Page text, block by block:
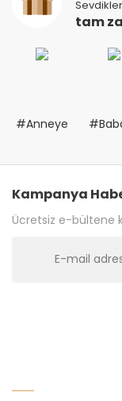
tam
#Anneye
Kampanya
Ücretsiz e-bültene